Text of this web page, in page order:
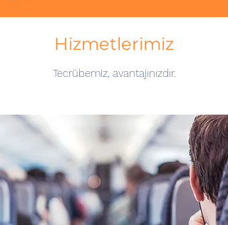
Hizmetlerimiz
Tecrübemiz, avantajınızdır.